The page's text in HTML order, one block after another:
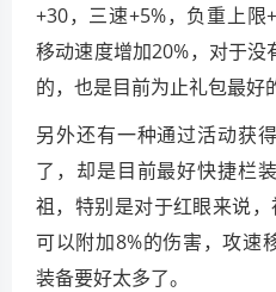
+30，三速+5%，负重上
移动速度增加20%，对于
的，也是目前为止礼包最好
另外还有一种通过活动获
了，却是目前最好快捷栏
祖，特别是对于红眼来说
可以附加8%的伤害，攻速
装备要好太多了。